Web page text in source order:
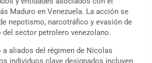
Maduro en Venezuela. La acción se
nepotismo, narcotráfico y evasión de
sector petrolero venezolano.
a aliados del régimen de Nicolas
individuos clave designados incluyen